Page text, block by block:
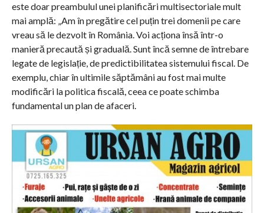
este doar preambulul unei planificări multisectoriale mult
mai amplă: „Am în pregătire cel puțin trei domenii pe care
vreau să le dezvolt în România. Voi acționa însă într-o
manieră precaută și graduală. Sunt încă semne de întrebare
legate de legislație, de predictibilitatea sistemului fiscal. De
exemplu, chiar în ultimile săptămâni au fost mai multe
modificări la politica fiscală, ceea ce poate schimba
fundamental un plan de afaceri.